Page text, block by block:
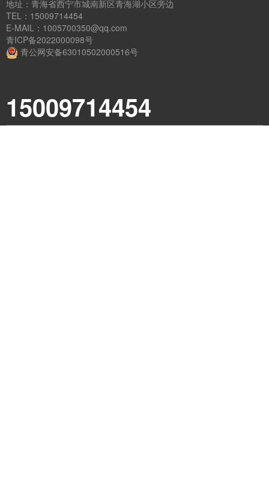
地址：青海省西宁市城南新区青海湖小区旁边
TEL：15009714454
E-MAIL：1005700350@qq.com
青ICP备2022000098号
青公网安备63010502000516号
15009714454